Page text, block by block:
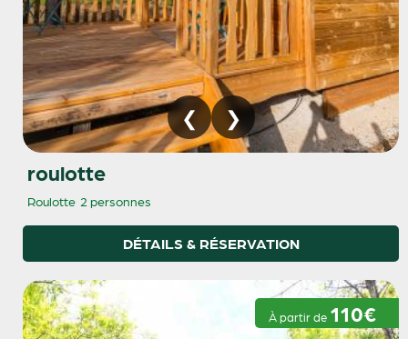
roulotte
Roulotte 2 personnes
DÉTAILS & RÉSERVATION
À partir de 110€